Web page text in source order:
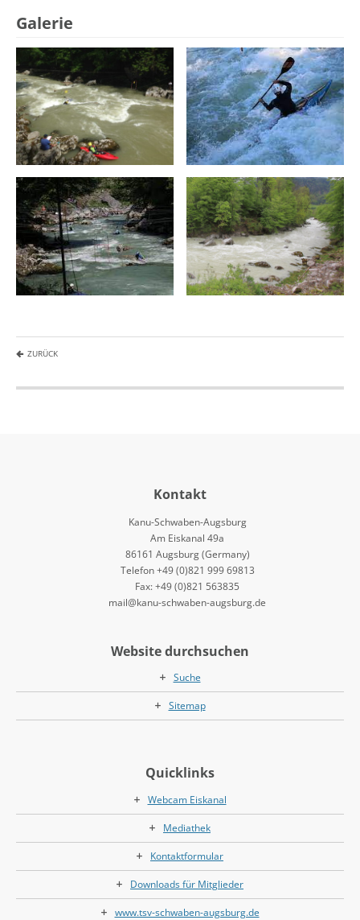
Galerie
ZURÜCK
Kontakt
Kanu-Schwaben-Augsburg
Am Eiskanal 49a
86161 Augsburg (Germany)
Telefon +49 (0)821 999 69813
Fax: +49 (0)821 563835
mail@kanu-schwaben-augsburg.de
Website durchsuchen
Suche
Sitemap
Quicklinks
Webcam Eiskanal
Mediathek
Kontaktformular
Downloads für Mitglieder
www.tsv-schwaben-augsburg.de